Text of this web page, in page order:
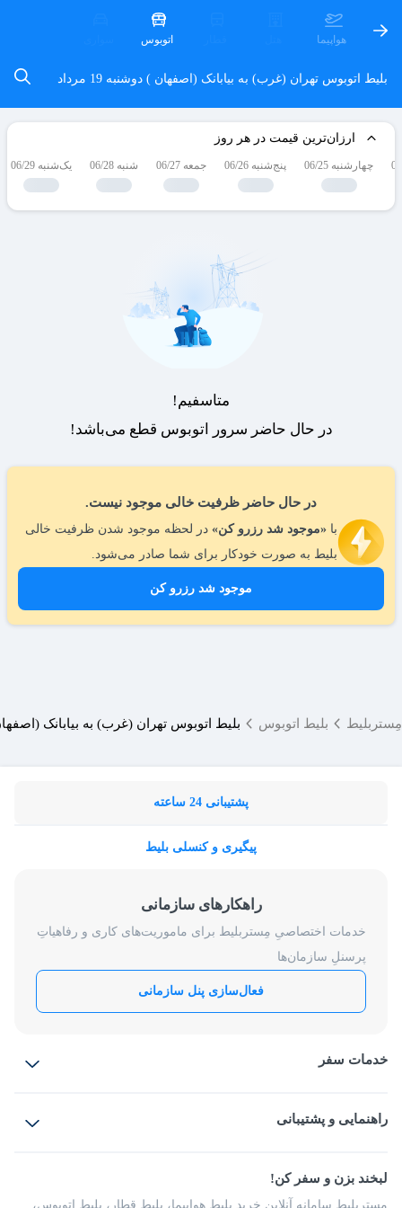
هواپیما اتوبوس
بلیط اتوبوس تهران (غرب) به بیابانک (اصفهان ) دوشنبه 19 مرداد
ارزان‌ترین قیمت در هر روز
چهارشنبه 06/25 پنج‌شنبه 06/26 جمعه 06/27 شنبه 06/28 یک‌شنبه 06/29
در حال حاضر ظرفیت خالی موجود نیست.
با «موجود شد رزرو کن» در لحظه موجود شدن ظرفیت خالی
بلیط به صورت خودکار برای شما صادر می‌شود.
موجود شد رزرو کن
متاسفیم!
در حال حاضر سرور اتوبوس قطع می‌باشد!
مِستربلیط بلیط اتوبوس بلیط اتوبوس تهران (غرب) به بیابانک
پشتیبانی 24 ساعته
پیگیری و کنسلی بلیط
راهکارهای سازمانی
خدمات اختصاصیِ مِستربلیط برای ماموریت‌های کاری و رفاهیاتِ
پرسنلِ سازمان‌ها
فعال‌سازی پنل سازمانی
خدمات سفر
بلیط قطار
راهنمایی و پشتیبانی
شرایط و مقررات
راهکار سازمانی
فرصت‌های شغلی
لبخند بزن و سفر کن!
مِستربلیط سامانه آنلاین خرید بلیط هواپیما، بلیط قطار، بلیط اتوبوس،